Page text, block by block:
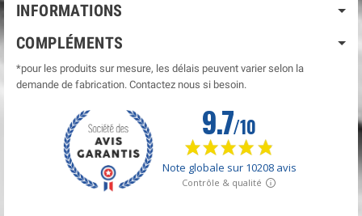
INFORMATIONS
COMPLÉMENTS
*pour les produits sur mesure, les délais peuvent varier selon la
demande de fabrication. Contactez nous si besoin.